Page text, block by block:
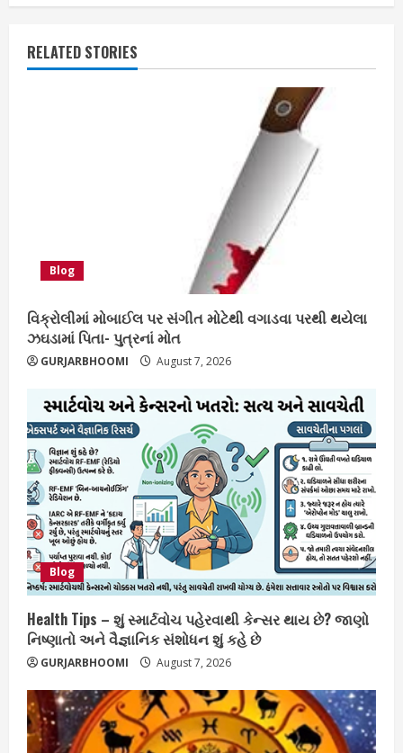
RELATED STORIES
Blog
વિક્રોલીમાં મોબાઈલ પર સંગીત મોટેથી વગાડવા પરથી થયેલા
ઝઘડામાં પિતા- પુત્રનાં મોત
GURJARBHOOMI August 7, 2026
Blog
Health Tips – શું સ્માર્ટવોચ પહેરવાથી કેન્સર થાય છે? જાણો
નિષ્ણાતો અને વૈજ્ઞાનિક સંશોધન શું કહે છે
GURJARBHOOMI August 7, 2026